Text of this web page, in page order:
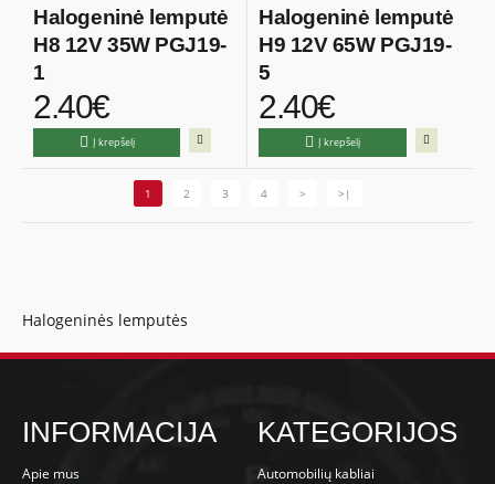
Halogeninė lemputė
H8 12V 35W PGJ19-
1
2.40€
Į krepšelį
Halogeninė lemputė
H9 12V 65W PGJ19-
5
2.40€
Į krepšelį
1 2 3 4 > >|
Halogeninės lemputės
INFORMACIJA
Apie mus
KATEGORIJOS
Automobilių kabliai